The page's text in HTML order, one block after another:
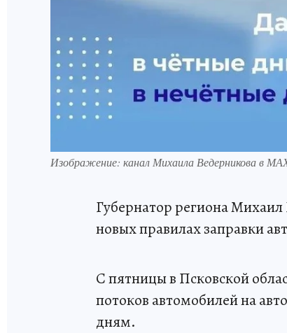
Изображение: канал Михаила Ведерникова в
Губернатор региона
новых правилах заправки
С пятницы в Псковской
потоков автомобилей на
дням.